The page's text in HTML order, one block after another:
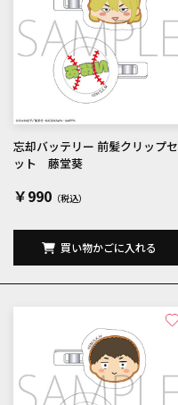
忘却バッテリー 前髪クリップセ
ット 藤堂葵
￥990
買い物かごに入れる